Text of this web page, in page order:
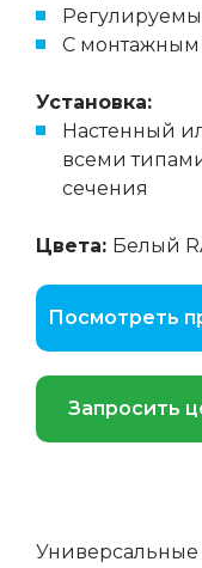
С
Установка:
Настенный
всеми
сечения
Цвета: Белый
Посмотреть
Запросить